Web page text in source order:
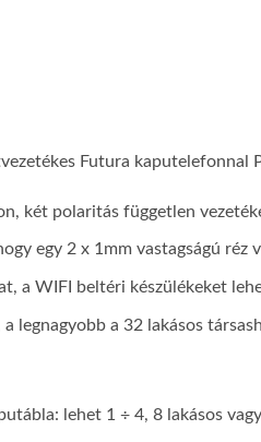
Futura kaputelefonnal
két polaritás független
egy 2 x 1mm vastagságú
a WIFI beltéri készülékeket
a legnagyobb a 32 lakásos
lehet 1 ÷ 4, 8 lakásos